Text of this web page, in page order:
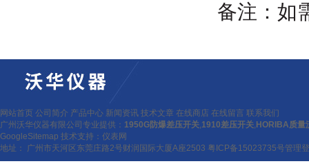
备注：如
网站首页 公司简介 产品中心 新闻资讯 技术文章 在线商店 在线留言 联系我们
广州沃华仪器有限公司专业提供： 1950G防爆差压开关,1910差压开关, HORIBA质量
GoogleSitemap 技术支持： 仪表网
地址： 广州市天河区东莞庄路2号财润国际大厦A座2503 粤ICP备15023735号管理